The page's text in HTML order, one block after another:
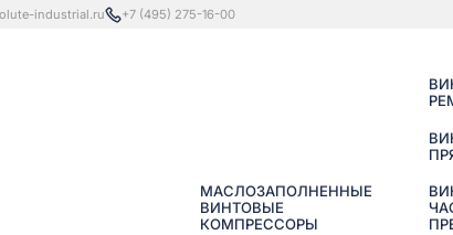
industrial.ru +7 (495) 275-16-00
МАСЛОЗАПОЛНЕННЫЕ
ВИНТОВЫЕ
КОМПРЕССОРЫ